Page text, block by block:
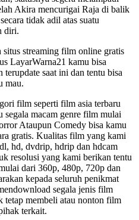
Akira mencurigai Raja di balik
tidak adil atas suatu
diri.
situs streaming film online gratis
LayarWarna21 kamu bisa
saat ini dan tentu bisa
mau.
film seperti film asia terbaru
segala macam genre film mulai
Ataupun Comedy bisa kamu
gratis. Kualitas film yang kami
hd, dvdrip, hdrip dan hdcam
resolusi yang kami berikan tentu
dari 360p, 480p, 720p dan
kepada seluruh penikmat
segala jenis film
tetap membeli atau nonton film
terkait.